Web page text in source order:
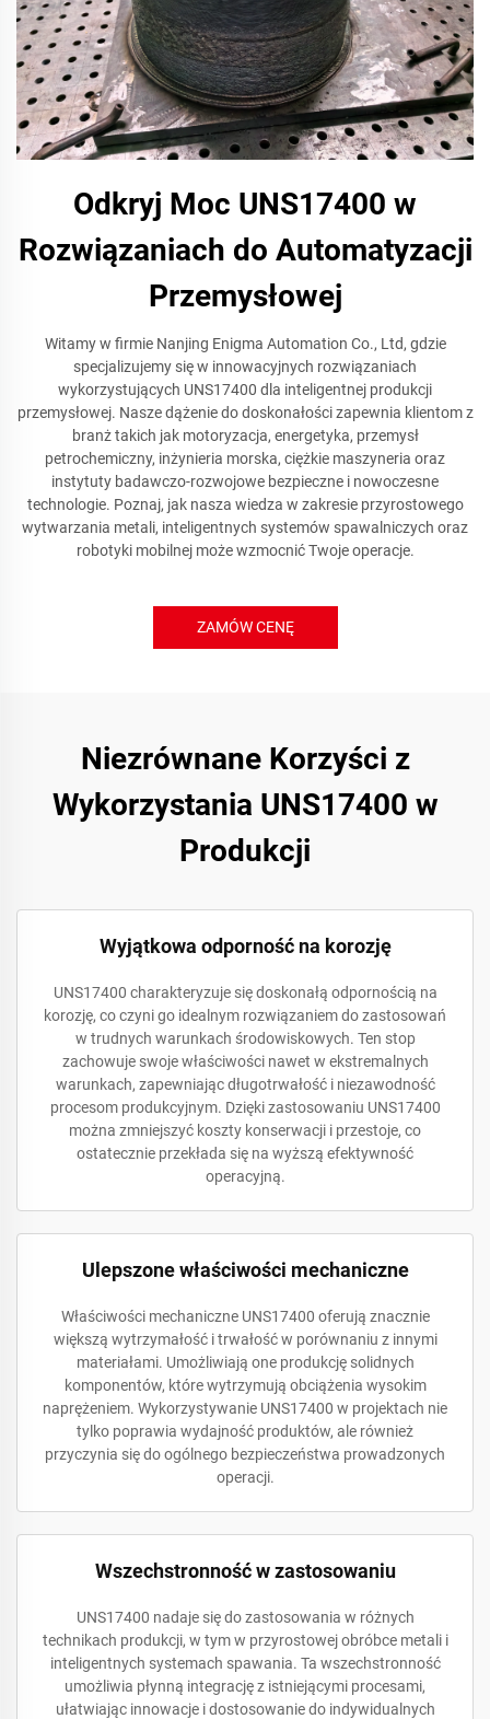
Odkryj Moc UNS17400 w
Rozwiązaniach do Automatyzacji
Przemysłowej
Witamy w firmie Nanjing Enigma Automation Co., Ltd, gdzie
specjalizujemy się w innowacyjnych rozwiązaniach
wykorzystujących UNS17400 dla inteligentnej produkcji
przemysłowej. Nasze dążenie do doskonałości zapewnia klientom z
branż takich jak motoryzacja, energetyka, przemysł
petrochemiczny, inżynieria morska, ciężkie maszyneria oraz
instytuty badawczo-rozwojowe bezpieczne i nowoczesne
technologie. Poznaj, jak nasza wiedza w zakresie przyrostowego
wytwarzania metali, inteligentnych systemów spawalniczych oraz
robotyki mobilnej może wzmocnić Twoje operacje.
ZAMÓW CENĘ
Niezrównane Korzyści z
Wykorzystania UNS17400 w
Produkcji
Wyjątkowa odporność na korozję
UNS17400 charakteryzuje się doskonałą odpornością na
korozję, co czyni go idealnym rozwiązaniem do zastosowań
w trudnych warunkach środowiskowych. Ten stop
zachowuje swoje właściwości nawet w ekstremalnych
warunkach, zapewniając długotrwałość i niezawodność
procesom produkcyjnym. Dzięki zastosowaniu UNS17400
można zmniejszyć koszty konserwacji i przestoje, co
ostatecznie przekłada się na wyższą efektywność
operacyjną.
Ulepszone właściwości mechaniczne
Właściwości mechaniczne UNS17400 oferują znacznie
większą wytrzymałość i trwałość w porównaniu z innymi
materiałami. Umożliwiają one produkcję solidnych
komponentów, które wytrzymują obciążenia wysokim
naprężeniem. Wykorzystywanie UNS17400 w projektach nie
tylko poprawia wydajność produktów, ale również
przyczynia się do ogólnego bezpieczeństwa prowadzonych
operacji.
Wszechstronność w zastosowaniu
UNS17400 nadaje się do zastosowania w różnych
technikach produkcji, w tym w przyrostowej obróbce metali i
inteligentnych systemach spawania. Ta wszechstronność
umożliwia płynną integrację z istniejącymi procesami,
ułatwiając innowacje i dostosowanie do indywidualnych